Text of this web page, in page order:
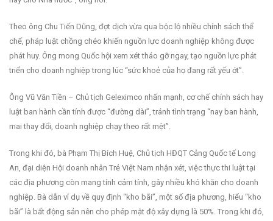
Theo ông Chu Tiến Dũng, đợt dịch vừa qua bộc lộ nhiều chính sách thể
chế, pháp luật chồng chéo khiến nguồn lực doanh nghiệp không được
phát huy. Ông mong Quốc hội xem xét tháo gỡ ngay, tạo nguồn lực phát
triển cho doanh nghiệp trong lúc “sức khoẻ của họ đang rất yếu ớt”.
Ông Vũ Văn Tiền – Chủ tịch Geleximco nhấn mạnh, cơ chế chính sách hay
luật ban hành cần tính được “đường dài”, tránh tình trạng “nay ban hành,
mai thay đổi, doanh nghiệp chạy theo rất mệt”.
Trong khi đó, bà Phạm Thị Bích Huệ, Chủ tịch HĐQT Cảng Quốc tế Long
An, đại diện Hội doanh nhân Trẻ Việt Nam nhận xét, việc thực thi luật tại
các địa phương còn mang tính cảm tính, gây nhiều khó khăn cho doanh
nghiệp. Bà dẫn ví dụ về quy định “kho bãi”, một số địa phương, hiểu “kho
bãi” là bất động sản nên cho phép mật độ xây dựng là 50%. Trong khi đó,